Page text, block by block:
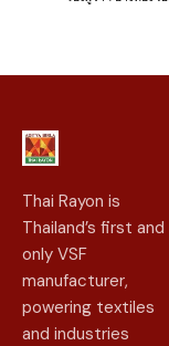
Thai Rayon is
Thailand’s first and
only VSF
manufacturer,
powering textiles
and industries